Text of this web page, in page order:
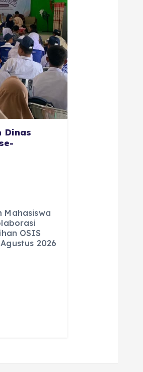
Dinas
Mahasiswa
OSIS
2026